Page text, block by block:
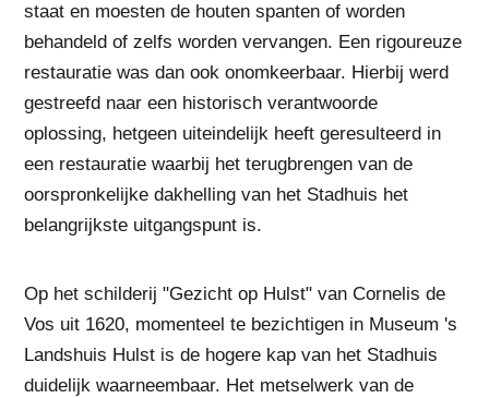
staat en moesten de houten spanten of worden
behandeld of zelfs worden vervangen. Een rigoureuze
restauratie was dan ook onomkeerbaar. Hierbij werd
gestreefd naar een historisch verantwoorde
oplossing, hetgeen uiteindelijk heeft geresulteerd in
een restauratie waarbij het terugbrengen van de
oorspronkelijke dakhelling van het Stadhuis het
belangrijkste uitgangspunt is.
Op het schilderij "Gezicht op Hulst" van Cornelis de
Vos uit 1620, momenteel te bezichtigen in Museum 's
Landshuis Hulst is de hogere kap van het Stadhuis
duidelijk waarneembaar. Het metselwerk van de